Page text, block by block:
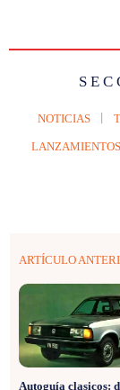
NOTICIAS
LANZAMIENTOS
ARTÍCULO
Autoguía clasicos: